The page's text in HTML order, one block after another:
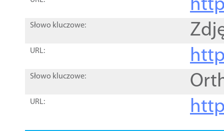
Słowo kluczowe:
URL:
Słowo kluczowe:
URL: